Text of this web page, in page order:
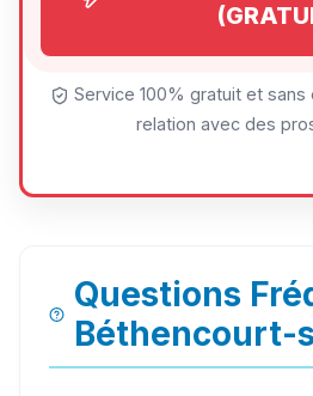
Service 100% gratuit et sans
relation avec des
Questions
Béthencourt-